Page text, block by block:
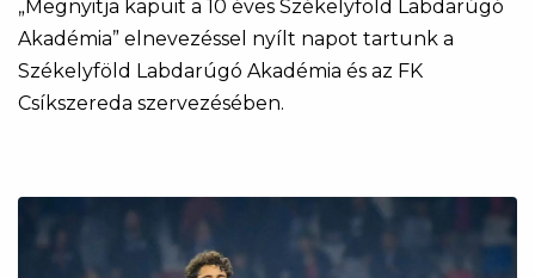
„Megnyitja kapuit a 10 éves Székelyföld Labdarúgó
Akadémia” elnevezéssel nyílt napot tartunk a
Székelyföld Labdarúgó Akadémia és az FK
Csíkszereda szervezésében.